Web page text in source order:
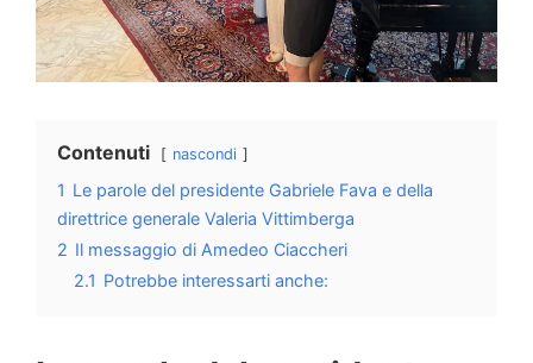
Contenuti nascondi
1 Le parole del presidente Gabriele Fava e della
direttrice generale Valeria Vittimberga
2 Il messaggio di Amedeo Ciaccheri
2.1 Potrebbe interessarti anche: